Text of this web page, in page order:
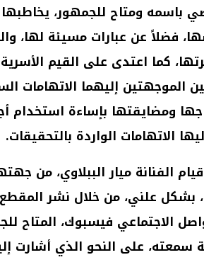
ومتاح للجمهور، يخاطبها
فضلاً عن عبارات مسيئة لها،
كما اعتدى على القيم
الموجهتين إليهما الاتهامات
ومضايقتها بإساءة استخدام
الاتهامات الواردة بالتحقيقات.
الفنانة ميار الببلاوي، من
بشكل علني، من خلال نشر
الاجتماعي فيسبوك، المتاح
سمعته، على النحو الذي أشارت